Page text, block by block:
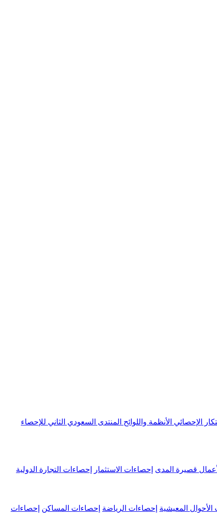
الإحصائي الأنظمة واللوائح المنتدى السعودي الثاني للإحصاء
قصيرة المدى إحصاءات الاستثمار إحصاءات التجارة الدولية
الأحوال المعيشية إحصاءات الرياضة إحصاءات المساكن إحصاءات